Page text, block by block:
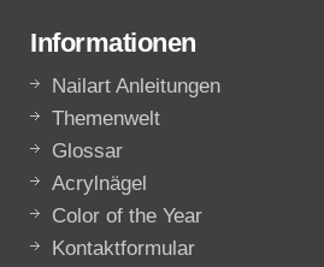
Informationen
Nailart Anleitungen
Themenwelt
Glossar
Acrylnägel
Color of the Year
Kontaktformular